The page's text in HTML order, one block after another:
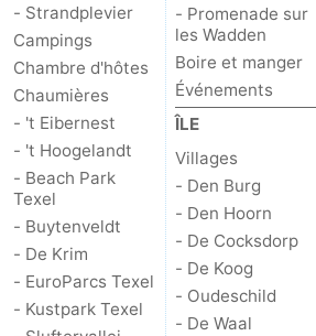
vélo
Équitation
-
Surfen
-
Peche
Sportive
-
Equitation
-
Promenade
sur
les
Observation
des
phoques
Boire
et
Événements
- Strandplevier
Campings
Chambre d'hôtes
Chaumières
- 't Eibernest
- 't Hoogelandt
- Beach Park
Texel
- Buytenveldt
- De Krim
- EuroParcs Texel
- Kustpark Texel
- Promenade sur
les Wadden
Boire et manger
Événements
ÎLE
Villages
- Den Burg
- Den Hoorn
- De Cocksdorp
- De Koog
- Oudeschild
- De Waal